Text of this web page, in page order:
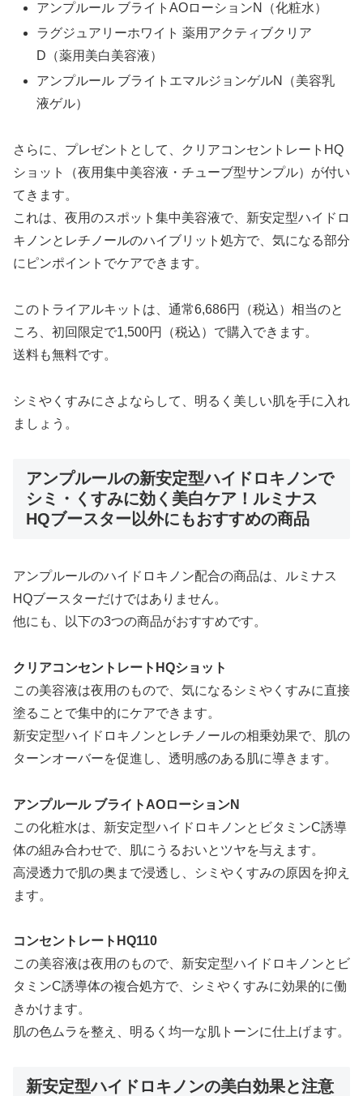
アンプルール ブライトAOローションN（化粧水）
ラグジュアリーホワイト 薬用アクティブクリア
D（薬用美白美容液）
アンプルール ブライトエマルジョンゲルN（美容乳
液ゲル）
さらに、プレゼントとして、クリアコンセントレートHQ
ショット（夜用集中美容液・チューブ型サンプル）が付い
てきます。
これは、夜用のスポット集中美容液で、新安定型ハイドロ
キノンとレチノールのハイブリット処方で、気になる部分
にピンポイントでケアできます。
このトライアルキットは、通常6,686円（税込）相当のと
ころ、初回限定で1,500円（税込）で購入できます。
送料も無料です。
シミやくすみにさよならして、明るく美しい肌を手に入れ
ましょう。
アンプルールの新安定型ハイドロキノンで
シミ・くすみに効く美白ケア！ルミナス
HQブースター以外にもおすすめの商品
アンプルールのハイドロキノン配合の商品は、ルミナス
HQブースターだけではありません。
他にも、以下の3つの商品がおすすめです。
クリアコンセントレートHQショット
この美容液は夜用のもので、気になるシミやくすみに直接
塗ることで集中的にケアできます。
新安定型ハイドロキノンとレチノールの相乗効果で、肌の
ターンオーバーを促進し、透明感のある肌に導きます。
アンプルール ブライトAOローションN
この化粧水は、新安定型ハイドロキノンとビタミンC誘導
体の組み合わせで、肌にうるおいとツヤを与えます。
高浸透力で肌の奥まで浸透し、シミやくすみの原因を抑え
ます。
コンセントレートHQ110
この美容液は夜用のもので、新安定型ハイドロキノンとビ
タミンC誘導体の複合処方で、シミやくすみに効果的に働
きかけます。
肌の色ムラを整え、明るく均一な肌トーンに仕上げます。
新安定型ハイドロキノンの美白効果と注意